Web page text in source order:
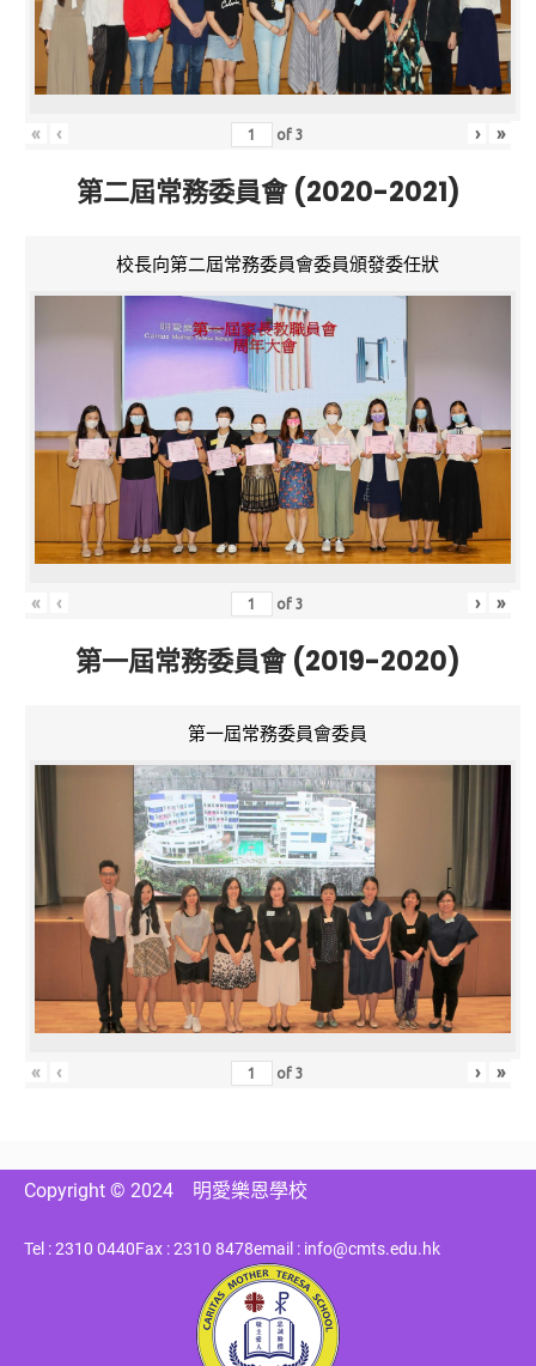
« ‹ of3 › »
第二屆常務委員會 (2020-2021)
校長向第二屆常務委員會委員頒發委任狀
« ‹ of3 › »
第一屆常務委員會 (2019-2020)
第一屆常務委員會委員
« ‹ of3 › »
Copyright © 2024 明愛樂恩學校
Tel : 2310 0440Fax : 2310 8478email : info@cmts.edu.hk